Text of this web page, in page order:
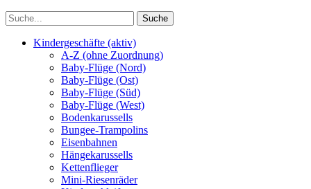
Kindergeschäfte (aktiv)
A-Z (ohne Zuordnung)
Baby-Flüge (Nord)
Baby-Flüge (Ost)
Baby-Flüge (Süd)
Baby-Flüge (West)
Bodenkarussells
Bungee-Trampolins
Eisenbahnen
Hängekarussells
Kettenflieger
Mini-Riesenräder